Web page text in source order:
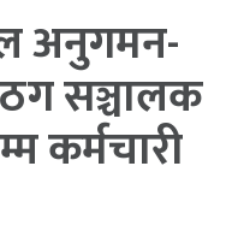
अनुगमन-
सञ्चालक
कर्मचारी